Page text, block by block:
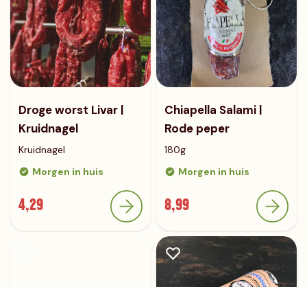
Droge worst Livar |
Kruidnagel
Kruidnagel
Morgen in huis
4,29
Chiapella Salami |
Rode peper
180g
Morgen in huis
8,99